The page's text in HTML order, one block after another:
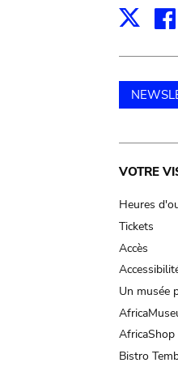
X
VOTRE
Heures
Tickets
Accès
Un musée
AfricaShop
Bistro